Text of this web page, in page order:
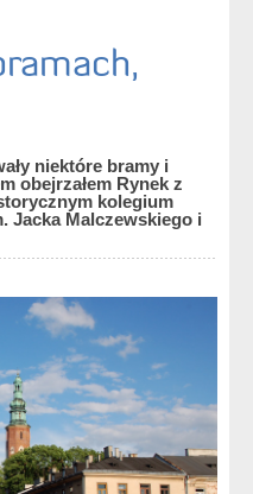
niektóre bramy i
obejrzałem Rynek z
kolegium
Jacka Malczewskiego i